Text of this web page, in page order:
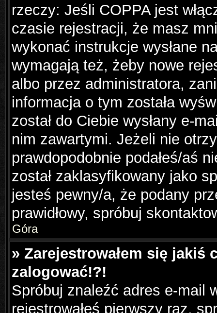
rzeczy: Jeśli COPPA jest
czasie rejestracji, że masz
wykonać instrukcje wysłane
wymagają też, żeby nowe
albo przez administratora,
informacja o tym została
został do Ciebie wysłany e-
nim zawartymi. Jeżeli nie
prawdopodobnie podałeś/aś
został zaklasyfikowany jako
jesteś pewny/a, że podany
prawidłowy, spróbuj
Góra
» Zarejestrowałem się jakiś
zalogować!?!
Spróbuj znaleźć adres e-mail
rejestrowałeś pierwszy raz,